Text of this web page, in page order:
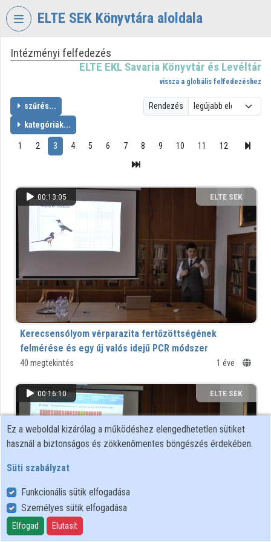
Fejléc kihagyása
ELTE SEK Könyvtára aloldala
VIDEOTORIUM
EKL
SAVARIA
KÖNYVTÁR
ÉS
LEVÉLTÁR
Bejelentkezés
Intézményi felfedezés
Intézményi listák
Intézmények
Közreműködők
Intézményi felfedezés
ELTE EKL Savaria Könyvtár és Levéltár
vissza a globális felfedezéshez
szűrés...
kategóriák...
Rendezés
1 2 3 4 5 6 7 8 9 10 11 12
00:13:05
ELTE SEK
KÖNYVTÁRA
Kerecsensólyom vérparazita fertőzöttségének
felmérése és egy új valós idejű PCR módszer
tesztelése
40 megtekintés 1 éve
00:16:10
ELTE SEK
KÖNYVTÁRA
A Magyarországon fészkelő füzikefajok (Phylloscopus
Ez a weboldal kizárólag a működéshez elengedhetetlen sütiket
használ a biztonságos és zökkenőmentes böngészés érdekében.
Süti szabályzat
Funkcionális sütik elfogadása
Személyes sütik elfogadása
Elfogad Elutasít